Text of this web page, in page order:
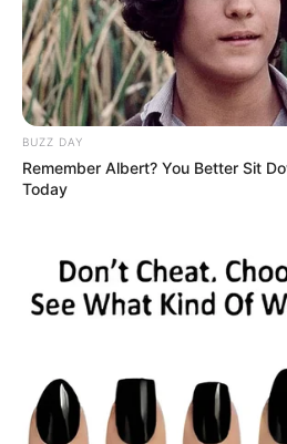
BUZZ DAY
Remember Albert? You Better Sit
Today